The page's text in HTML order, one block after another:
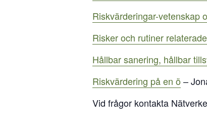
Riskvärderingar-vetenskap
Risker och rutiner
Hållbar sanering, hållbar
Riskvärdering på en ö –
Vid frågor kontakta